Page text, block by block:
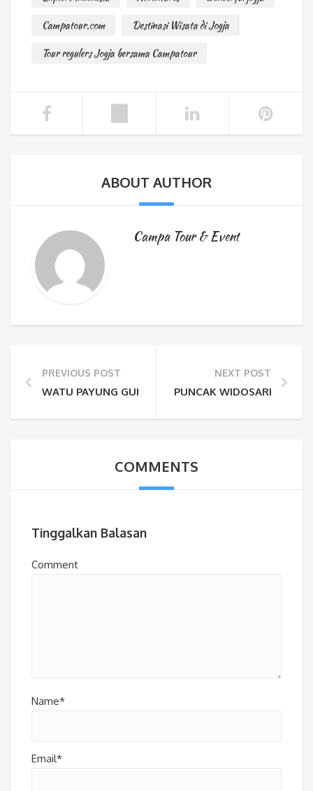
Campatour.com
Destinasi Wisata di Jogja
Tour regulers Jogja bersama Campatour
ABOUT AUTHOR
Campa Tour & Event
PREVIOUS POST
WATU PAYUNG GUNUNG KIDUL, HARGA TIKET,
NEXT POST
PUNCAK WIDOSARI
COMMENTS
Tinggalkan Balasan
Comment
Name*
Email*